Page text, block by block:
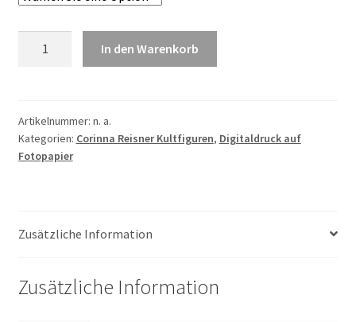
Nr.
3
Menge
In den Warenkorb
Artikelnummer: n. a.
Kategorien: Corinna Reisner Kultfiguren, Digitaldruck auf
Fotopapier
Zusätzliche Information
Zusätzliche Information